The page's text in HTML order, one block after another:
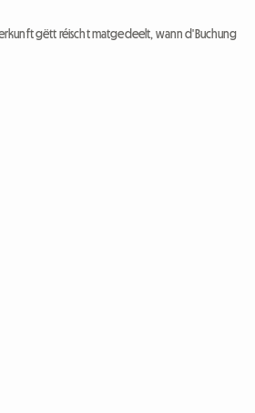
gëtt réischt matgedeelt, wann d'Buchung